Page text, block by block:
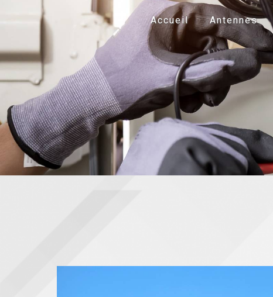
Accueil Antennes
Panneau de gestion des cookies